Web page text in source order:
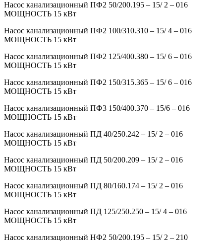
Насос канализационный ПФ2 50/200.195 – 15/ 2 – 016
МОЩНОСТЬ 15 кВт
Насос канализационный ПФ2 100/310.310 – 15/ 4 – 016
МОЩНОСТЬ 15 кВт
Насос канализационный ПФ2 125/400.380 – 15/ 6 – 016
МОЩНОСТЬ 15 кВт
Насос канализационный ПФ2 150/315.365 – 15/ 6 – 016
МОЩНОСТЬ 15 кВт
Насос канализационный ПФ3 150/400.370 – 15/6 – 016
МОЩНОСТЬ 15 кВт
Насос канализационный ПД 40/250.242 – 15/ 2 – 016
МОЩНОСТЬ 15 кВт
Насос канализационный ПД 50/200.209 – 15/ 2 – 016
МОЩНОСТЬ 15 кВт
Насос канализационный ПД 80/160.174 – 15/ 2 – 016
МОЩНОСТЬ 15 кВт
Насос канализационный ПД 125/250.250 – 15/ 4 – 016
МОЩНОСТЬ 15 кВт
Насос канализационный НФ2 50/200.195 – 15/ 2 – 210